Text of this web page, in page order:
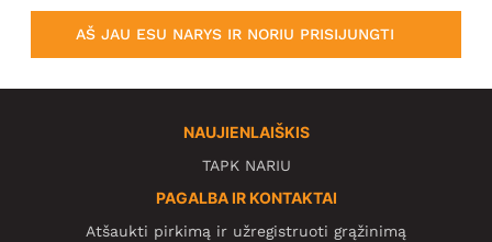
AŠ JAU ESU NARYS IR NORIU PRISIJUNGTI
NAUJIENLAIŠKIS
TAPK NARIU
PAGALBA IR KONTAKTAI
Atšaukti pirkimą ir užregistruoti grąžinimą